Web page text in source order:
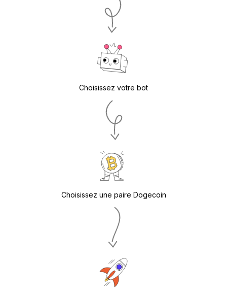
Choisissez votre bot
Choisissez une paire Dogecoin